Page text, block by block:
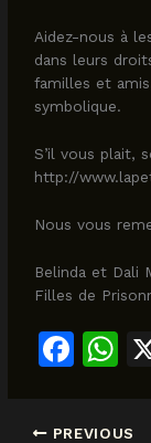
Aidez-nous à
dans leurs
familles et
symbolique.
S’il vous plait,
http://
Nous vous
Belinda et Dali
Filles de
F
c
at
PREVIOUS